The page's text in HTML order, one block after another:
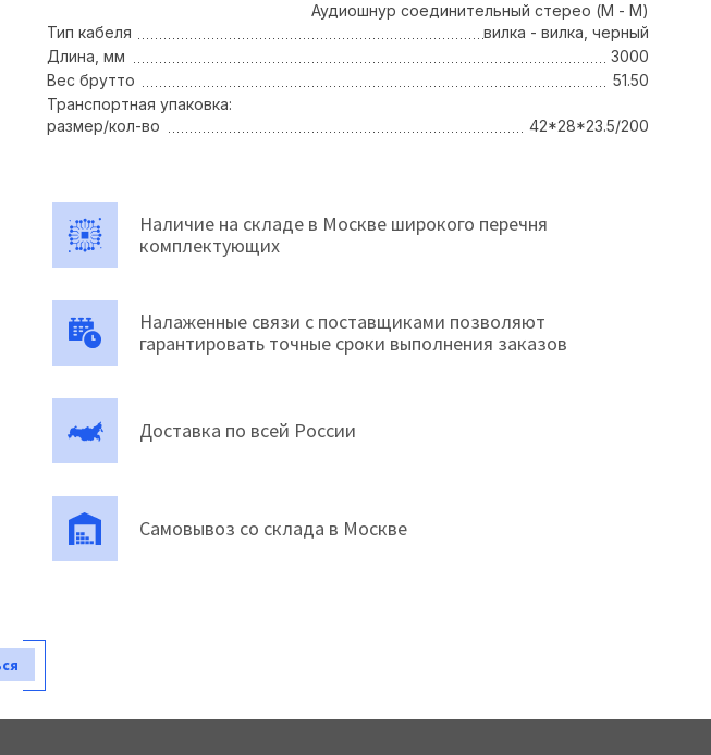
Тип кабеля
Аудиошнур соединительный стерео (M - М)
вилка - вилка, черный
Длина, мм
3000
Вес брутто
51.50
Транспортная упаковка:
размер/кол-во
42*28*23.5/200
Наличие на складе в Москве широкого перечня
комплектующих
Налаженные связи с поставщиками позволяют
гарантировать точные сроки выполнения заказов
Доставка по всей России
Самовывоз со склада в Москве